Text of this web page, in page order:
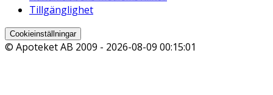
Tillgänglighet
Cookieinställningar
© Apoteket AB 2009 - 2026-08-09 00:15:01